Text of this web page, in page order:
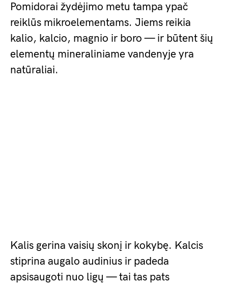
Pomidorai žydėjimo metu tampa ypač
reiklūs mikroelementams. Jiems reikia
kalio, kalcio, magnio ir boro — ir būtent šių
elementų mineraliniame vandenyje yra
natūraliai.
Kalis gerina vaisių skonį ir kokybę. Kalcis
stiprina augalo audinius ir padeda
apsisaugoti nuo ligų — tai tas pats